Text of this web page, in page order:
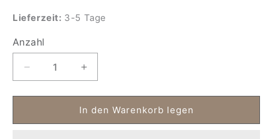
Lieferzeit: 3-5 Tage
Anzahl
Anzahl
Verringere
die
Menge
Teppich
Erhöhe
die
Menge
für
Teppich
In den Warenkorb legen